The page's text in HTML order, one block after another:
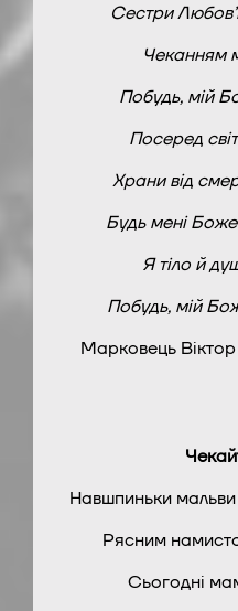
Сестри
Чеканням
Побудь, мій
Посеред
Храни від
Будь мені
Я тіло й
Побудь, мій
Марковець
Навшпиньки
Рясним
Сьогодні